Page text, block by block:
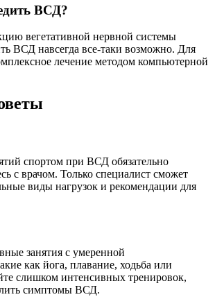
ВСД?
вегетативной нервной системы
ВСД навсегда все-таки возможно. Для
лечение методом компьютерной
спортом при ВСД обязательно
с врачом. Только специалист сможет
виды нагрузок и рекомендации для
занятия с умеренной
как йога, плавание, ходьба или
слишком интенсивных тренировок,
симптомы ВСД.